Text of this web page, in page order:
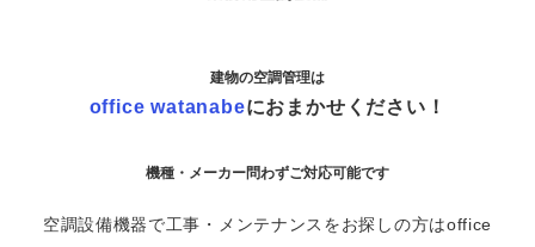
建物の空調管理は
​​​​​office watanabeにおまかせください！
機種・メーカー問わずご対応可能です
空調設備機器で工事・メンテナンスをお探しの方はoffice